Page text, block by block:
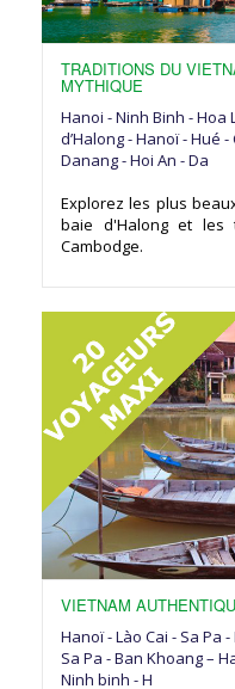
TRADITIONS DU
MYTHIQUE
Hanoi - Ninh Binh - Hoa
d’Halong - Hanoï - Hué
Danang - Hoi An - Da
Explorez les plus
baie d'Halong et les
Cambodge.
VIETNAM
Hanoï - Lào Cai - Sa Pa
Sa Pa - Ban Khoang –
Ninh binh - H